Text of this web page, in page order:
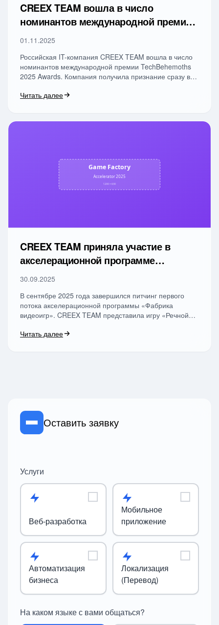
TELEGRAM
TWITTER / X
WECHAT
CREEX TEAM вошла в число
номинантов международной премии
TechBehemoths 2025 Awards
01.11.2025
Российская IT-компания CREEX TEAM вошла в число
номинантов международной премии TechBehemoths
2025 Awards. Компания получила признание сразу в
Читать далее
CREEX TEAM приняла участие в
акселерационной программе
«Фабрика видеоигр»
30.09.2025
В сентябре 2025 года завершился питчинг первого
потока акселерационной программы «Фабрика
видеоигр». CREEX TEAM представила игру «Речной
Читать далее
Оставить заявку
Услуги
Веб-разработка
Мобильное
приложение
Автоматизация
бизнеса
Локализация
(Перевод)
На каком языке с вами общаться?